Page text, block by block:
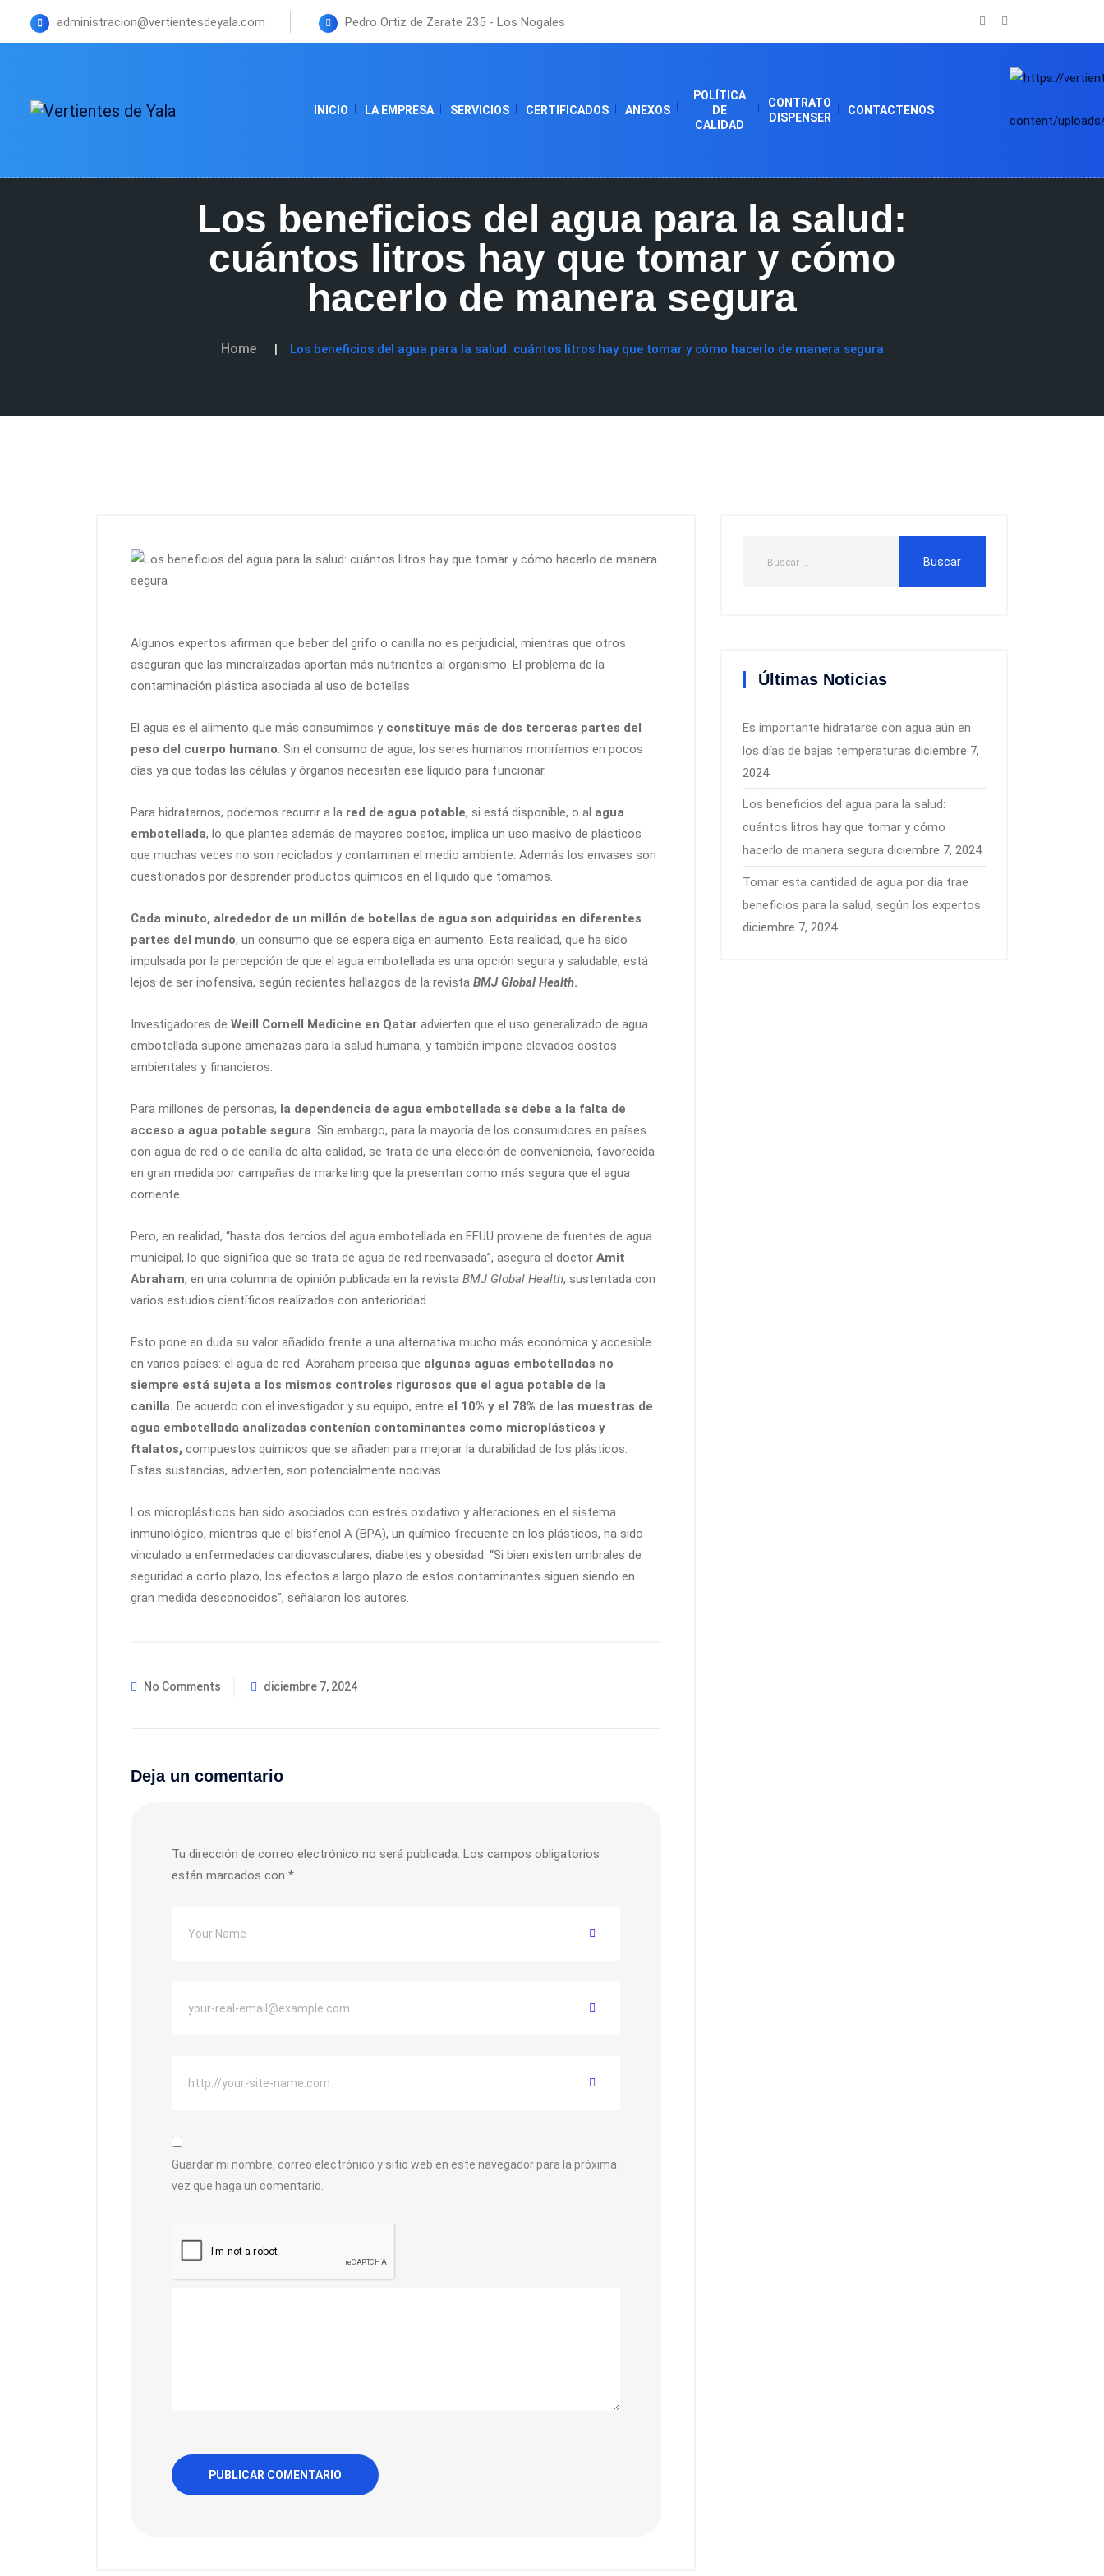
administracion@vertientesdeyala.com Pedro Ortiz de Zarate 235 - Los Nogales
INICIO LA EMPRESA SERVICIOS CERTIFICADOS ANEXOS
POLÍTICA
DE
CALIDAD
CONTRATO
DISPENSER
CONTACTENOS
Los beneficios del agua para la salud:
cuántos litros hay que tomar y cómo
hacerlo de manera segura
Home Los beneficios del agua para la salud: cuántos litros hay que tomar y cómo hacerlo de manera segura
Algunos expertos afirman que beber del grifo o canilla no es perjudicial, mientras que otros
aseguran que las mineralizadas aportan más nutrientes al organismo. El problema de la
contaminación plástica asociada al uso de botellas
El agua es el alimento que más consumimos y constituye más de dos terceras partes del
peso del cuerpo humano. Sin el consumo de agua, los seres humanos moriríamos en pocos
días ya que todas las células y órganos necesitan ese líquido para funcionar.
Para hidratarnos, podemos recurrir a la red de agua potable, si está disponible, o al agua
embotellada, lo que plantea además de mayores costos, implica un uso masivo de plásticos
que muchas veces no son reciclados y contaminan el medio ambiente. Además los envases son
cuestionados por desprender productos químicos en el líquido que tomamos.
Cada minuto, alrededor de un millón de botellas de agua son adquiridas en diferentes
partes del mundo, un consumo que se espera siga en aumento. Esta realidad, que ha sido
impulsada por la percepción de que el agua embotellada es una opción segura y saludable, está
lejos de ser inofensiva, según recientes hallazgos de la revista BMJ Global Health.
Investigadores de Weill Cornell Medicine en Qatar advierten que el uso generalizado de agua
embotellada supone amenazas para la salud humana, y también impone elevados costos
ambientales y financieros.
Para millones de personas, la dependencia de agua embotellada se debe a la falta de
acceso a agua potable segura. Sin embargo, para la mayoría de los consumidores en países
con agua de red o de canilla de alta calidad, se trata de una elección de conveniencia, favorecida
en gran medida por campañas de marketing que la presentan como más segura que el agua
corriente.
Pero, en realidad, “hasta dos tercios del agua embotellada en EEUU proviene de fuentes de agua
municipal, lo que significa que se trata de agua de red reenvasada”, asegura el doctor Amit
Abraham, en una columna de opinión publicada en la revista BMJ Global Health, sustentada con
varios estudios científicos realizados con anterioridad.
Esto pone en duda su valor añadido frente a una alternativa mucho más económica y accesible
en varios países: el agua de red. Abraham precisa que algunas aguas embotelladas no
siempre está sujeta a los mismos controles rigurosos que el agua potable de la
canilla. De acuerdo con el investigador y su equipo, entre el 10% y el 78% de las muestras de
agua embotellada analizadas contenían contaminantes como microplásticos y
ftalatos, compuestos químicos que se añaden para mejorar la durabilidad de los plásticos.
Estas sustancias, advierten, son potencialmente nocivas.
Los microplásticos han sido asociados con estrés oxidativo y alteraciones en el sistema
inmunológico, mientras que el bisfenol A (BPA), un químico frecuente en los plásticos, ha sido
vinculado a enfermedades cardiovasculares, diabetes y obesidad. “Si bien existen umbrales de
seguridad a corto plazo, los efectos a largo plazo de estos contaminantes siguen siendo en
gran medida desconocidos”, señalaron los autores.
No Comments diciembre 7, 2024
Deja un comentario
Tu dirección de correo electrónico no será publicada. Los campos obligatorios
están marcados con *
Guardar mi nombre, correo electrónico y sitio web en este navegador para la próxima
vez que haga un comentario.
Últimas Noticias
Es importante hidratarse con agua aún en
los días de bajas temperaturas diciembre 7,
2024
Los beneficios del agua para la salud:
cuántos litros hay que tomar y cómo
hacerlo de manera segura diciembre 7, 2024
Tomar esta cantidad de agua por día trae
beneficios para la salud, según los expertos
diciembre 7, 2024